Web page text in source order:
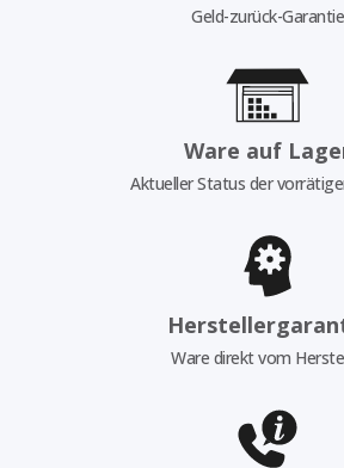
Geld-zurück-Garantie
Ware auf
Aktueller Status der
Ware direkt vom